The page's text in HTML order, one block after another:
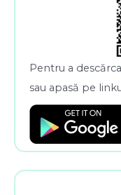
Pentru a
sau apasă pe